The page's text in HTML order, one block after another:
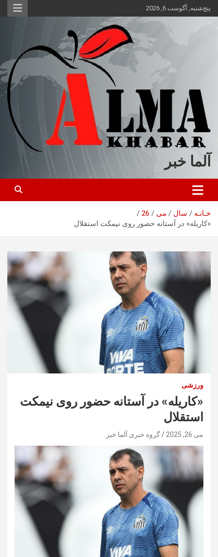
محتوا
پنج‌شنبه, آگوست 6, 2026
آلما خبر
خـانـه سال می
26
«کاریله» در آستانه حضور روی نیمکت استقلال
ورزشی
«کاریله» در آستانه حضور روی نیمکت
استقلال
می 26, 2025 گروه خبری آلما خبر